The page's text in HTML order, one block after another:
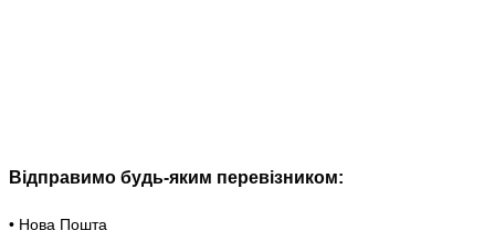
Відправимо будь-яким перевізником:
• Нова Пошта